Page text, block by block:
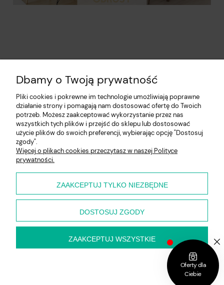
Pomoc
Moje konto
Płatności i dostawa
Dbamy o Twoją prywatność
Pliki cookies i pokrewne im technologie umożliwiają poprawne
działanie strony i pomagają nam dostosować ofertę do Twoich
potrzeb. Możesz zaakceptować wykorzystanie przez nas
wszystkich tych plików i przejść do sklepu lub dostosować
użycie plików do swoich preferencji, wybierając opcję "Dostosuj
zgody".
Więcej o plikach cookies przeczytasz w naszej Polityce
prywatności.
ZAAKCEPTUJ TYLKO NIEZBĘDNE
DOSTOSUJ ZGODY
ZAAKCEPTUJ WSZYSTKIE